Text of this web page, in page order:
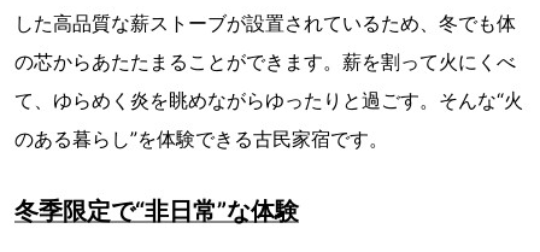
した高品質な薪ストーブが設置されているため、冬でも体
の芯からあたたまることができます。薪を割って火にくべ
て、ゆらめく炎を眺めながらゆったりと過ごす。そんな“火
のある暮らし”を体験できる古民家宿です。
冬季限定で“非日常”な体験